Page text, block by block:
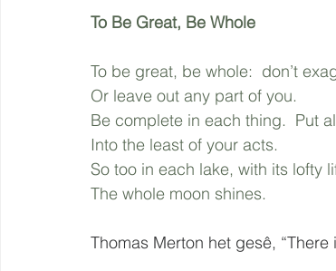
To Be Great, Be Whole
To be great, be whole:  don’t
Or leave out any part of you.
Be complete in each thing.  Put
Into the least of your acts.
So too in each lake, with its lofty
The whole moon shines.
Thomas Merton het gesê,